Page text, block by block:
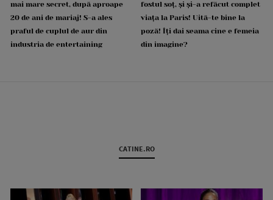
mai mare secret, după aproape
20 de ani de mariaj! S-a ales
praful de cuplul de aur din
industria de entertaining
fostul soț, și și-a refăcut complet
viața la Paris! Uită-te bine la
poză! Îți dai seama cine e femeia
din imagine?
CATINE.RO